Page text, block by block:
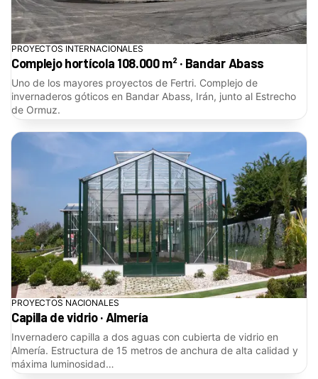
PROYECTOS INTERNACIONALES
Complejo hortícola 108.000 m² · Bandar Abass
Uno de los mayores proyectos de Fertri. Complejo de
invernaderos góticos en Bandar Abass, Irán, junto al Estrecho
de Ormuz.
PROYECTOS NACIONALES
Capilla de vidrio · Almería
Invernadero capilla a dos aguas con cubierta de vidrio en
Almería. Estructura de 15 metros de anchura de alta calidad y
máxima luminosidad…